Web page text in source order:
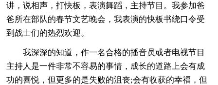
讲，说相声，打快板，表演舞蹈，主持节目。我参加爸
爸所在部队的春节文艺晚会，我表演的快板书绕口令受
到战士们的热烈欢迎。
我深深的知道，作一名合格的播音员或者电视节目
主持人是一件非常不容易的事情，成长的道路上会有成
功的喜悦，但更多的是失败的沮丧;会有收获的幸福，但